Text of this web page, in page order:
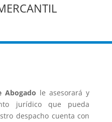
Abogado le asesorará y
jurídico que pueda
despacho cuenta con